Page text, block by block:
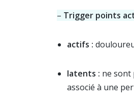
– Trigger points
actifs :
latents : ne sont
associé à une